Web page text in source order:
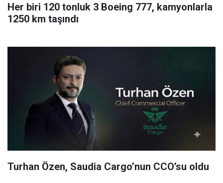
Her biri 120 tonluk 3 Boeing 777, kamyonlarla
1250 km taşındı
Turhan Özen, Saudia Cargo’nun CCO’su oldu